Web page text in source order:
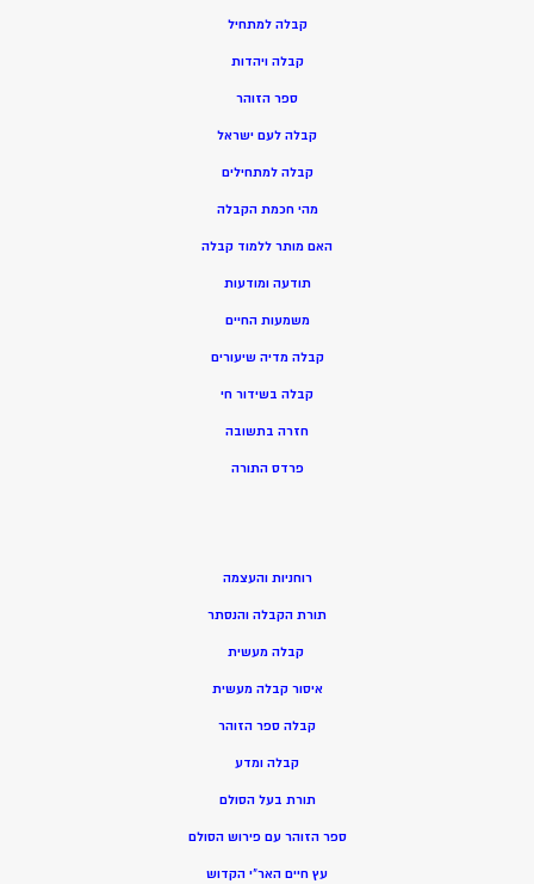
קבלה למתחיל
קבלה ויהדות
ספר הזוהר
קבלה לעם ישראל
קבלה למתחילים
מהי חכמת הקבלה
האם מותר ללמוד קבלה
תודעה ומודעות
משמעות החיים
קבלה מדיה שיעורים
קבלה בשידור חי
חזרה בתשובה
פרדס התורה
רוחניות והעצמה
תורת הקבלה והנסתר
קבלה מעשית
איסור קבלה מעשית
קבלה ספר הזוהר
קבלה ומדע
תורת בעל הסולם
ספר הזוהר עם פירוש הסולם
עץ חיים האר”י הקדוש